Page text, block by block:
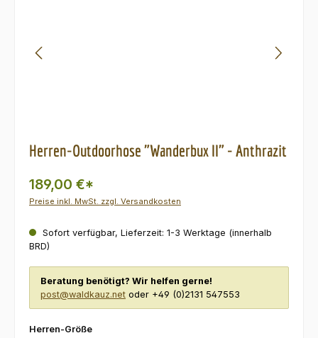
Herren-Outdoorhose "Wanderbux II" - Anthrazit
189,00 €*
Preise inkl. MwSt. zzgl. Versandkosten
Sofort verfügbar, Lieferzeit: 1-3 Werktage (innerhalb
BRD)
Beratung benötigt? Wir helfen gerne!
post@waldkauz.net oder +49 (0)2131 547553
Herren-Größeauswählen